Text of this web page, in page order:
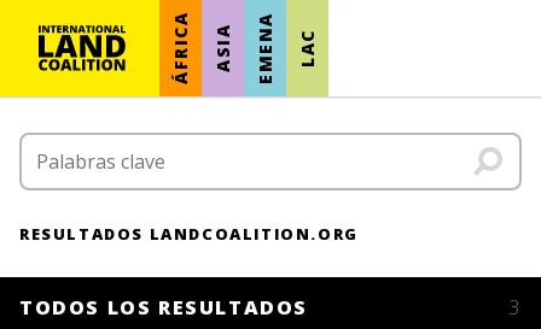
ÁFRICA ASIA EMENA LAC
RESULTADOS LANDCOALITION.ORG
TODOS LOS RESULTADOS 3